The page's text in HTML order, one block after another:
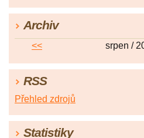
Archiv
<< srpen /
RSS
Přehled zdrojů
Statistiky